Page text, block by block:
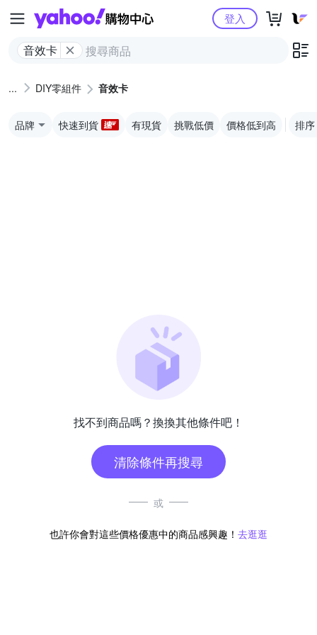
Yahoo購物中心
音效卡
登入
DIY零組件 音效卡
品牌 快速到貨 有現貨 挑戰低價 價格低到高 排序
找不到商品嗎？換換其他條件吧！
清除條件再搜尋
或
也許你會對這些價格優惠中的商品感興趣！ 去逛逛